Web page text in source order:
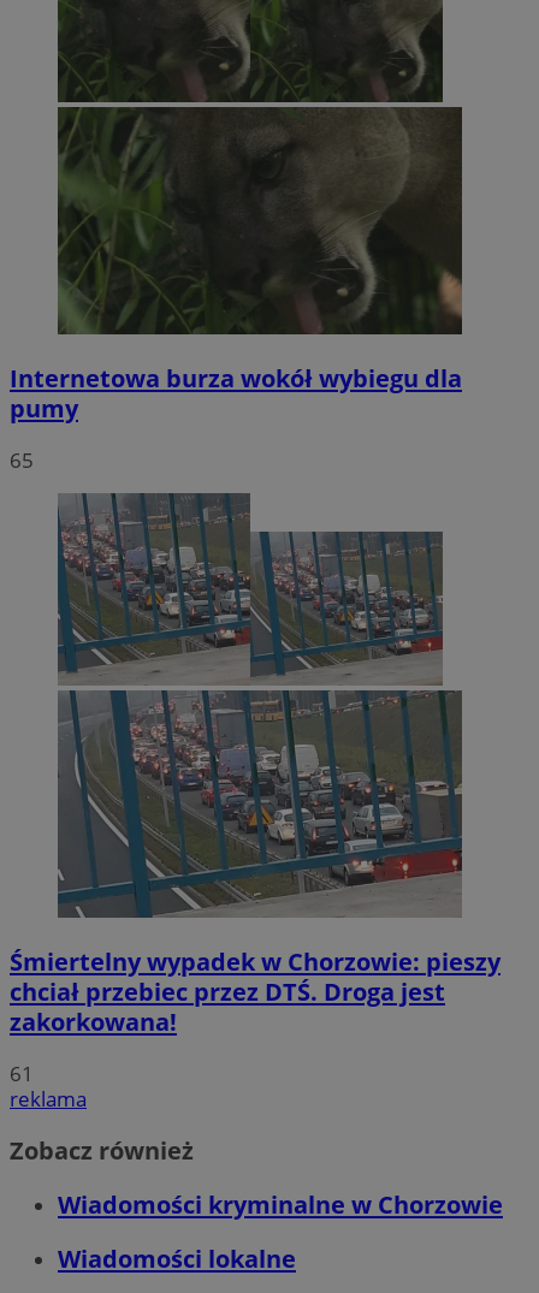
Internetowa burza wokół wybiegu dla
pumy
65
Śmiertelny wypadek w Chorzowie: pieszy
chciał przebiec przez DTŚ. Droga jest
zakorkowana!
61
reklama
Zobacz również
Wiadomości kryminalne w Chorzowie
Wiadomości lokalne